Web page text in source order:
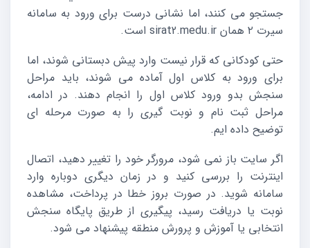
جستجو می کنند، اما نشانی درست برای ورود به سامانه
سیرت ۲ همان sirat2.medu.ir است.
حتی کودکانی که قرار نیست وارد پیش دبستانی شوند، اما
برای ورود به کلاس اول آماده می شوند، باید مراحل
سنجش بدو ورود کلاس اول را انجام دهند. در ادامه،
مراحل ثبت نام و نوبت گیری را به صورت مرحله ای
توضیح داده ایم.
اگر سایت باز نمی شود، مرورگر خود را تغییر دهید، اتصال
اینترنت را بررسی کنید و در زمان دیگری دوباره وارد
سامانه شوید. در صورت بروز خطا در پرداخت، مشاهده
نوبت یا دریافت رسید، پیگیری از طریق پایگاه سنجش
انتخابی یا آموزش و پرورش منطقه پیشنهاد می شود.